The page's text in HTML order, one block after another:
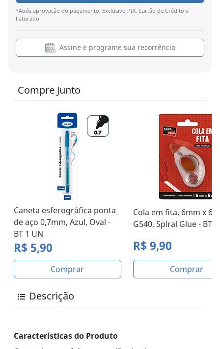
*Após aprovação do pagamento. Exclusivo PIX, Cartão de Crédito e
Faturado
Assine e programe sua recorrência
Compre Junto
Caneta esferográfica ponta
de aço 0,7mm, Azul, Oval -
BT 1 UN
R$ 5,90
Comprar
Cola em fita, 6mm x
G540, Spiral Glue - BT
R$ 9,90
Comprar
Descrição
Características do Produto